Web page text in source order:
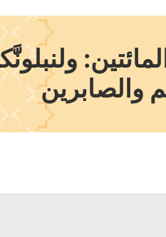
والصابرين